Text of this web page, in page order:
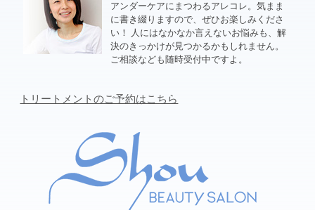
アンダーケアにまつわるアレコレ。気まま
に書き綴りますので、ぜひお楽しみくださ
い！ 人にはなかなか言えないお悩みも、解
決のきっかけが見つかるかもしれません。
ご相談なども随時受付中ですよ。
トリートメントのご予約はこちら